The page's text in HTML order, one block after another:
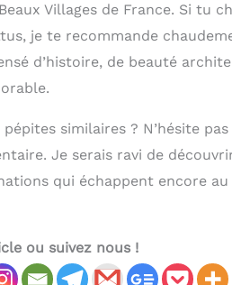
Villages de France. Si tu
je te recommande
d’histoire, de beauté
similaires ? N’hésite
Je serais ravi de
qui échappent encore
ou suivez nous !